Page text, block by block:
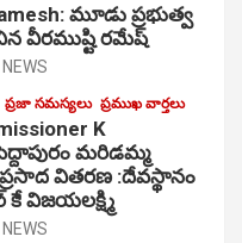
మూడు ప్రభుత్వ
వీరముష్టి రమేష్
ప్రజా సమస్యలు ప్రముఖ వార్తలు
K
మరిడమ్మ
వితరణ :దేవస్థానం
కే విజయలక్ష్మి